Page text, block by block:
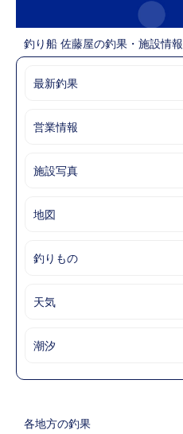
釣り船 佐藤屋の釣果・施設情報
最新釣果
営業情報
施設写真
地図
釣りもの
天気
潮汐
各地方の釣果